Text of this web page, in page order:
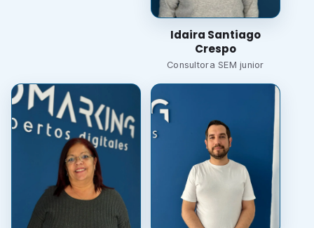
Idaira Santiago
Crespo
Consultora SEM junior